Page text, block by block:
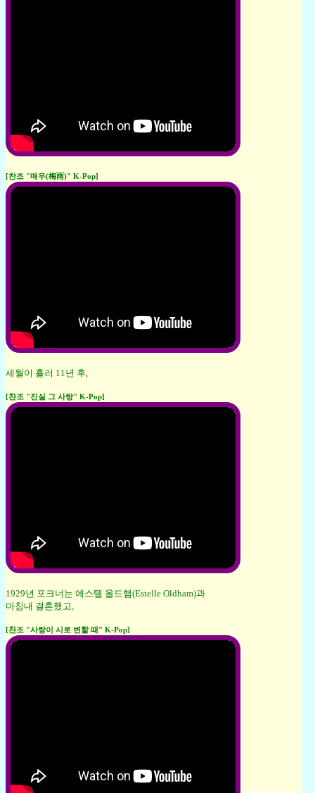
[찬조 "매우(梅雨)" K-Pop]
세월이 흘러 11년 후,
[찬조 "진실 그 사랑" K-Pop]
1929년 포크너는 에스텔 올드햄(Estelle Oldham)과
마침내 결혼했고,
[찬조 "사랑이 시로 변할 때" K-Pop]